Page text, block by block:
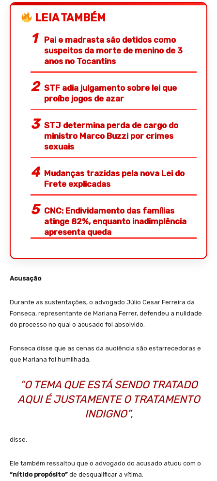
LEIA TAMBÉM
Pai e madrasta são detidos como
suspeitos da morte de menino de 3
anos no Tocantins
STF adia julgamento sobre lei que
proíbe jogos de azar
STJ determina perda de cargo do
ministro Marco Buzzi por crimes
sexuais
Mudanças trazidas pela nova Lei do
Frete explicadas
CNC: Endividamento das famílias
atinge 82%, enquanto inadimplência
apresenta queda
Acusação
Durante as sustentações, o advogado Júlio Cesar Ferreira da
Fonseca, representante de Mariana Ferrer, defendeu a nulidade
do processo no qual o acusado foi absolvido.
Fonseca disse que as cenas da audiência são estarrecedoras e
que Mariana foi humilhada.
“O TEMA QUE ESTÁ SENDO TRATADO
AQUI É JUSTAMENTE O TRATAMENTO
INDIGNO”,
disse.
Ele também ressaltou que o advogado do acusado atuou com o
“nítido propósito” de desqualificar a vítima.